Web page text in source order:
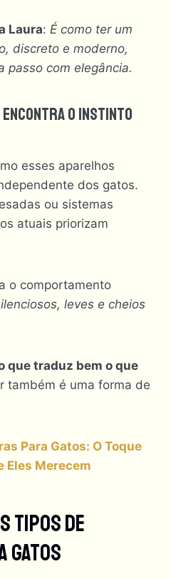
Laura:É como ter um
discreto e moderno,
passo com elegância.
Encontra O Instinto
esses aparelhos
dos gatos.
ou sistemas
atuais priorizam
o comportamento
leves e cheios
que traduz bem o que
também é uma forma de
Para Gatos: O Toque
Eles Merecem
Tipos De
Gatos